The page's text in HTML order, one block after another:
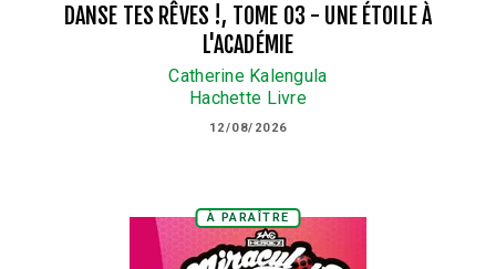
DANSE TES RÊVES !, TOME 03 - UNE ÉTOILE À
L'ACADÉMIE
Catherine Kalengula
Hachette Livre
12/08/2026
À PARAÎTRE